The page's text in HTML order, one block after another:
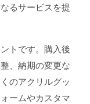
るサービスを提
トです。購入後
、納期の変更な
のアクリルグッ
ームやカスタマ